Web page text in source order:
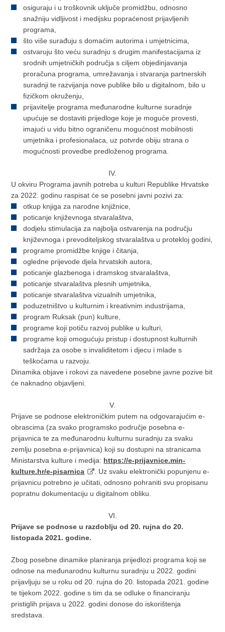
osiguraju i u troškovnik uključe promidžbu, odnosno
snažniju vidljivost i medijsku popraćenost prijavljenih
programa,
što više surađuju s domaćim autorima i umjetnicima,
ostvaruju što veću suradnju s drugim manifestacijama iz
srodnih umjetničkih područja s ciljem objedinjavanja
proračuna programa, umrežavanja i stvaranja partnerskih
suradnji te razvijanja nove publike bilo u digitalnom, bilo u
fizičkom okruženju,
prijavitelje programa međunarodne kulturne suradnje
upućuje se dostaviti prijedloge koje je moguće provesti,
imajući u vidu bitno ograničenu mogućnost mobilnosti
umjetnika i profesionalaca, uz potvrde obiju strana o
mogućnosti provedbe predloženog programa.
IV.
U okviru Programa javnih potreba u kulturi Republike Hrvatske
za 2022. godinu raspisat će se posebni javni pozivi za:
otkup knjiga za narodne knjižnice,
poticanje književnoga stvaralaštva,
dodjelu stimulacija za najbolja ostvarenja na području
književnoga i prevoditeljskog stvaralaštva u protekloj godini,
programe promidžbe knjige i čitanja,
ogledne prijevode djela hrvatskih autora,
poticanje glazbenoga i dramskog stvaralaštva,
poticanje stvaralaštva plesnih umjetnika,
poticanje stvaralaštva vizualnih umjetnika,
poduzetništvo u kulturnim i kreativnim industrijama,
program Ruksak (pun) kulture,
programe koji potiču razvoj publike u kulturi,
programe koji omogućuju pristup i dostupnost kulturnih
sadržaja za osobe s invaliditetom i djecu i mlade s
teškoćama u razvoju.
Dinamika objave i rokovi za navedene posebne javne pozive bit
će naknadno objavljeni.
V.
Prijave se podnose elektroničkim putem na odgovarajućim e-
obrascima (za svako programsko područje posebna e-
prijavnica te za međunarodnu kulturnu suradnju za svaku
zemlju posebna e-prijavnica) koji su dostupni na stranicama
Ministarstva kulture i medija: https://e-prijavnice.min-
kulture.hr/e-pisarnica
. Uz svaku elektronički popunjenu e-
prijavnicu potrebno je učitati, odnosno pohraniti svu propisanu
popratnu dokumentaciju u digitalnom obliku.
VI.
Prijave se podnose u razdoblju od 20. rujna do 20.
listopada 2021. godine.
Zbog posebne dinamike planiranja prijedlozi programa koji se
odnose na međunarodnu kulturnu suradnju u 2022. godini
prijavljuju se u roku od 20. rujna do 20. listopada 2021. godine
te tijekom 2022. godine s tim da se odluke o financiranju
pristiglih prijava u 2022. godini donose do iskorištenja
sredstava.